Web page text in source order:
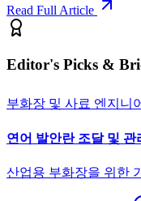
Read Full Article
Editor's Picks &
부화장 및 사료 엔지니
연어 발안란 조달 및 관
산업용 부화장을 위한